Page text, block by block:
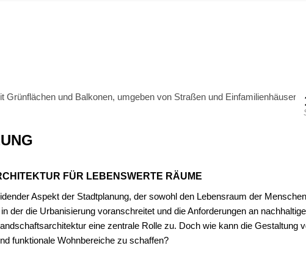
FÜR LEBENSWERTE RÄUME
Aspekt der Stadtplanung, der sowohl den Lebensraum der
der die Urbanisierung voranschreitet und die Anforderungen an
eine zentrale Rolle zu. Doch wie kann die Gestaltung
funktionale Wohnbereiche zu schaffen?